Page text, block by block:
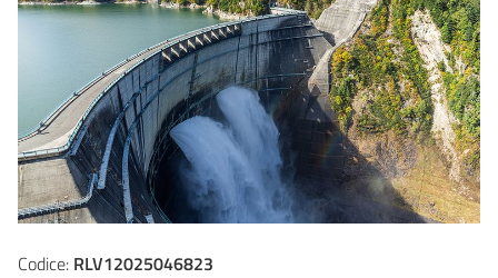
Codice: RLV12025046823